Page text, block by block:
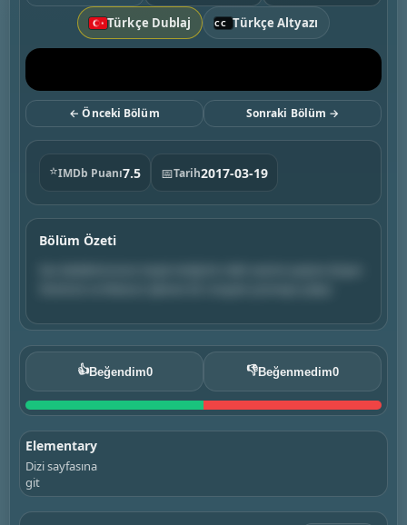
Türkçe Dublaj Türkçe Altyazı
← Önceki Bölüm Sonraki Bölüm →
⭐IMDb Puanı7.5 📅Tarih2017-03-19
Bölüm Özeti
👍Beğendim0 👎Beğenmedim0
Elementary
Dizi sayfasına
git